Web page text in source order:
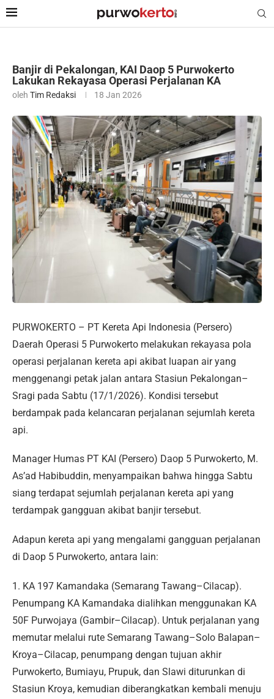
Banjir di Pekalongan, KAI Daop 5 Purwokerto
Lakukan Rekayasa Operasi Perjalanan KA
oleh Tim Redaksi 18 Jan 2026
PURWOKERTO – PT Kereta Api Indonesia (Persero)
Daerah Operasi 5 Purwokerto melakukan rekayasa pola
operasi perjalanan kereta api akibat luapan air yang
menggenangi petak jalan antara Stasiun Pekalongan–
Sragi pada Sabtu (17/1/2026). Kondisi tersebut
berdampak pada kelancaran perjalanan sejumlah kereta
api.
Manager Humas PT KAI (Persero) Daop 5 Purwokerto, M.
As’ad Habibuddin, menyampaikan bahwa hingga Sabtu
siang terdapat sejumlah perjalanan kereta api yang
terdampak gangguan akibat banjir tersebut.
Adapun kereta api yang mengalami gangguan perjalanan
di Daop 5 Purwokerto, antara lain:
1. KA 197 Kamandaka (Semarang Tawang–Cilacap).
Penumpang KA Kamandaka dialihkan menggunakan KA
50F Purwojaya (Gambir–Cilacap). Untuk perjalanan yang
memutar melalui rute Semarang Tawang–Solo Balapan–
Kroya–Cilacap, penumpang dengan tujuan akhir
Purwokerto, Bumiayu, Prupuk, dan Slawi diturunkan di
Stasiun Kroya, kemudian diberangkatkan kembali menuju